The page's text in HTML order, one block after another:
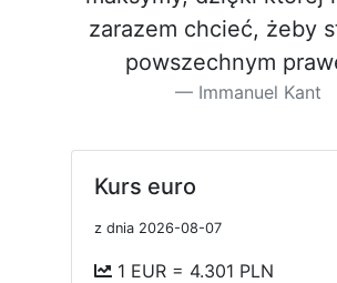
za­razem chcieć, żeby
pow­szechnym
Immanuel Kant
Kurs euro
z dnia 2026-08-07
1 EUR = 4.301 PLN